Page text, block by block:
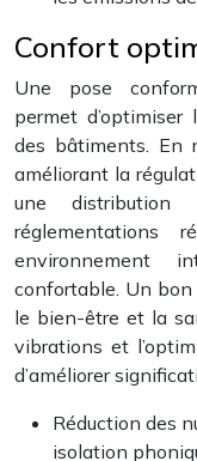
Confort
Une pose
permet
des bâtiments. En
améliorant la
une distribution
réglementations
environnement
confortable. Un
le bien-être et la
vibrations et
d’améliorer
Réduction des
isolation